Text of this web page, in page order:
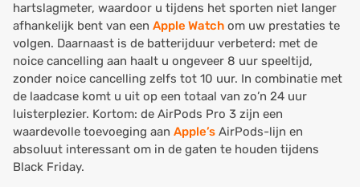
hartslagmeter, waardoor u tijdens het sporten niet langer
afhankelijk bent van een Apple Watch om uw prestaties te
volgen. Daarnaast is de batterijduur verbeterd: met de
noice cancelling aan haalt u ongeveer 8 uur speeltijd,
zonder noice cancelling zelfs tot 10 uur. In combinatie met
de laadcase komt u uit op een totaal van zo’n 24 uur
luisterplezier. Kortom: de AirPods Pro 3 zijn een
waardevolle toevoeging aan Apple’s AirPods-lijn en
absoluut interessant om in de gaten te houden tijdens
Black Friday.